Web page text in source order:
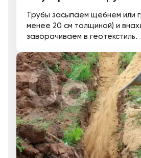
Трубы засыпаем щебнем или
менее 20 см толщиной) и
заворачиваем в геотекстиль.